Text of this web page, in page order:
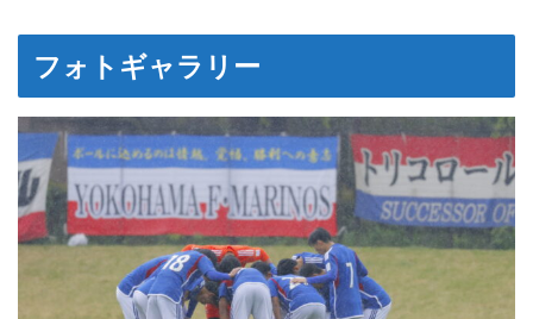
フォトギャラリー